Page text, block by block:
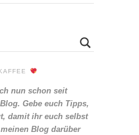
nun schon seit
Gebe euch Tipps,
damit ihr euch selbst
Blog darüber